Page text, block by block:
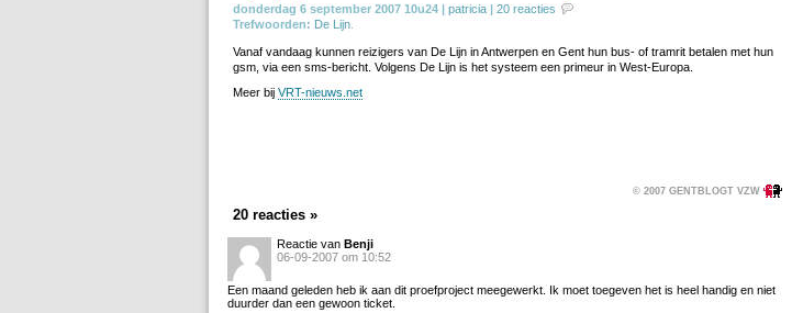
donderdag 6 september 2007 10u24 | patricia | 20 reacties
Trefwoorden: De Lijn
Vanaf vandaag kunnen reizigers van De Lijn in Antwerpen en Gent hun bus- of tramrit betalen met hun
gsm, via een sms-bericht. Volgens De Lijn is het systeem een primeur in West-Europa.
Meer bij VRT-nieuws.net
© 2007 GENTBLOGT VZW
20 reacties »
Reactie van Benji
06-09-2007 om 10:52
Een maand geleden heb ik aan dit proefproject meegewerkt. Ik moet toegeven het is heel handig en niet
duurder dan een gewoon ticket.